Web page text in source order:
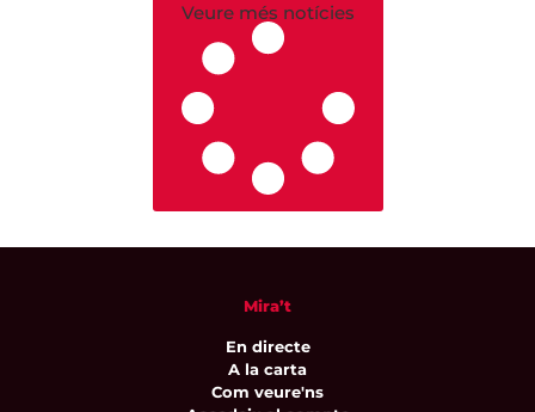
Veure més notícies
Mira’t
En directe
A la carta
Com veure'ns